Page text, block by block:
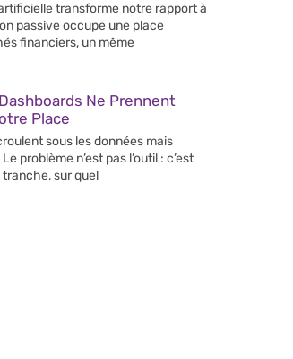
transforme notre rapport à
passive occupe une place
financiers, un même
Ne Prennent
Place
sous les données mais
problème n’est pas l’outil : c’est
tranche, sur quel